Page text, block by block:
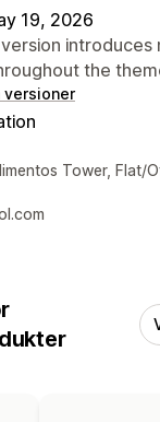
19, 2026
introduces
the
versioner
Tower, Flat/